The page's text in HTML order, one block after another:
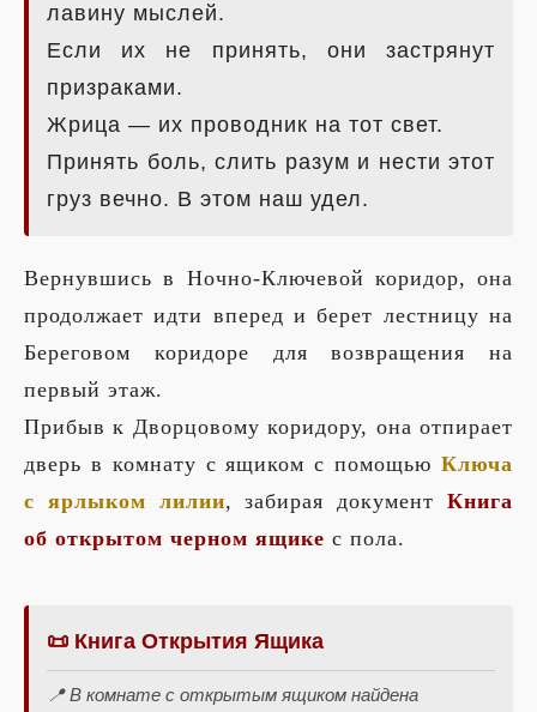
лавину мыслей.
Если их не принять, они застрянут
призраками.
Жрица — их проводник на тот свет.
Принять боль, слить разум и нести этот
груз вечно. В этом наш удел.
Вернувшись в Ночно-Ключевой коридор, она
продолжает идти вперед и берет лестницу на
Береговом коридоре для возвращения на
первый этаж.
Прибыв к Дворцовому коридору, она отпирает
дверь в комнату с ящиком с помощью Ключа
с ярлыком лилии, забирая документКнига
об открытом черном ящике с пола.
📜 Книга Открытия Ящика
📍 В комнате с открытым ящиком найдена